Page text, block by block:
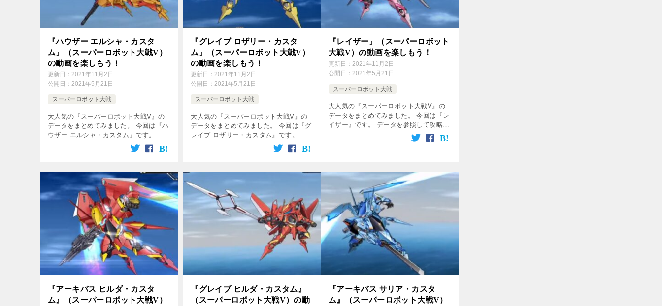
『ハウザー エルシャ・カスタ
ム』（スーパーロボット大戦V）
の動画を楽しもう！
更新日： 2021年11月2日
公開日： 2021年5月21日
スーパーロボット大戦
大人気の『スーパーロボット大戦V』の
データをまとめてみました。 今回は『ハ
ウザー エルシャ・カスタム』です。 デ
ータを参照して攻略してね♪ 無料動画は
下の方の画像をクリック！ 登場作品 ク
『グレイブ ロザリー・カスタ
ム』（スーパーロボット大戦V）
の動画を楽しもう！
更新日：2021年11月2日
公開日：2021年5月21日
スーパーロボット大戦
大人気の『スーパーロボット大戦V』の
データをまとめてみました。 今回は『グ
レイブ ロザリー・カスタム』です。 デ
ータを参照して攻略してね♪ 無料動画は
下の方の画像をクリック！ 登場作品 ク
『レイザー』（スーパーロボット
大戦V）の動画を楽しもう！
更新日： 2021年11月2日
公開日： 2021年5月21日
スーパーロボット大戦
大人気の『スーパーロボット大戦V』の
データをまとめてみました。 今回は『レ
イザー』です。 データを参照して攻略し
てね♪ 無料動画は下の方の画像をクリッ
ク！ 登場作品 クロスアンジュ 天使と竜
『アーキバス ヒルダ・カスタ
ム』（スーパーロボット大戦V）
『グレイブ ヒルダ・カスタム』
（スーパーロボット大戦V）の動
『アーキバス サリア・カスタ
ム』（スーパーロボット大戦V）